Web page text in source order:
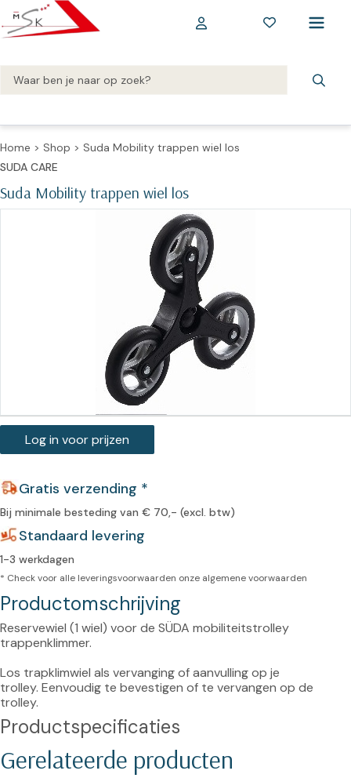
Home > Shop > Suda Mobility trappen wiel los
Suda Mobility trappen wiel los
SUDA CARE
Log in voor prijzen
Gratis verzending *
Bij minimale besteding van € 70,- (excl. btw)
Standaard levering
1-3 werkdagen
* Check voor alle leveringsvoorwaarden onze algemene voorwaarden
Productomschrijving
Reservewiel (1 wiel) voor de SÜDA mobiliteitstrolley
trappenklimmer.
Los trapklimwiel als vervanging of aanvulling op je
trolley. Eenvoudig te bevestigen of te vervangen op de
trolley.
Productspecificaties
Gerelateerde producten